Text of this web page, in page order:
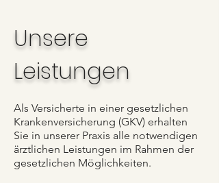
Unsere
Leistungen
Als Versicherte in einer gesetzlichen
Krankenversicherung (GKV) erhalten
Sie in unserer Praxis alle notwendigen
ärztlichen Leistungen im Rahmen der
gesetzlichen Möglichkeiten.